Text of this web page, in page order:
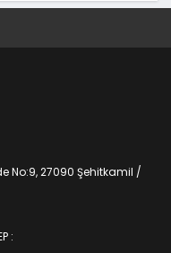
No:9, 27090 Şehitkamil /
: